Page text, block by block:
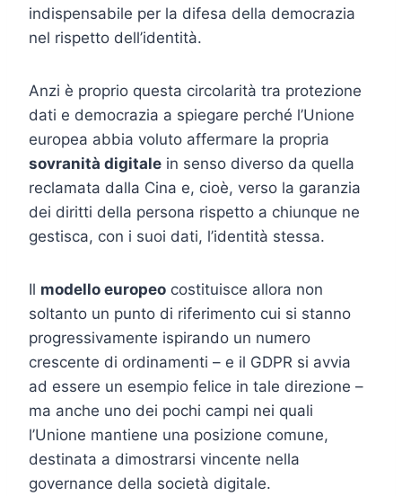
indispensabile per la difesa della democrazia
nel rispetto dell’identità.
Anzi è proprio questa circolarità tra protezione
dati e democrazia a spiegare perché l’Unione
europea abbia voluto affermare la propria
sovranità digitale in senso diverso da quella
reclamata dalla Cina e, cioè, verso la garanzia
dei diritti della persona rispetto a chiunque ne
gestisca, con i suoi dati, l’identità stessa.
Il modello europeo costituisce allora non
soltanto un punto di riferimento cui si stanno
progressivamente ispirando un numero
crescente di ordinamenti – e il GDPR si avvia
ad essere un esempio felice in tale direzione –
ma anche uno dei pochi campi nei quali
l’Unione mantiene una posizione comune,
destinata a dimostrarsi vincente nella
governance della società digitale.